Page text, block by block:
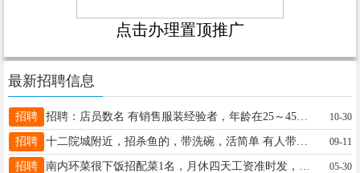
点击办理置顶推广
最新招聘信息
招聘 招聘：店员数名 有销售服装经验者，年龄在25～45岁，半天班，地点：太原服装城附近三分店 联系电话：13466843680 10-30
招聘 十二院城附近，招杀鱼的，带洗碗，活简单 有人带，工作8小时，简单，纯纯的养人 工资3500-4000 ☎️15535371799 09-11
招聘 05-30